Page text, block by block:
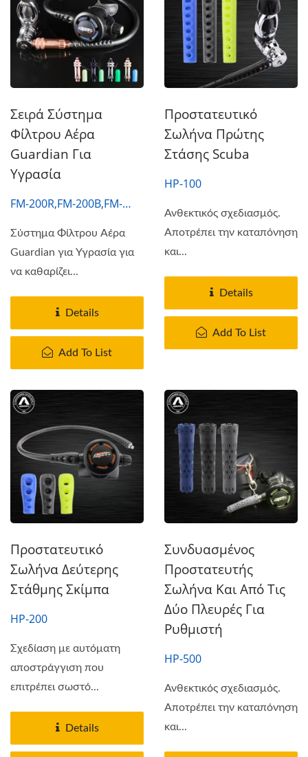
Σειρά Σύστημα
Φίλτρου Αέρα
Guardian Για
Υγρασία
FM-200R,FM-200B,FM-
Σύστημα Φίλτρου Αέρα
Guardian για Υγρασία για
να καθαρίζει...
Details
Add To List
Προστατευτικό
Σωλήνα Πρώτης
Στάσης Scuba
HP-100
Ανθεκτικός σχεδιασμός.
Αποτρέπει την καταπόνηση
και...
Details
Add To List
Προστατευτικό
Σωλήνα Δεύτερης
Στάθμης Σκίμπα
HP-200
Σχεδίαση με αυτόματη
αποστράγγιση που
επιτρέπει σωστό...
Details
Συνδυασμένος
Προστατευτής
Σωλήνα Και Από Τις
Δύο Πλευρές Για
Ρυθμιστή
HP-500
Ανθεκτικός σχεδιασμός.
Αποτρέπει την καταπόνηση
και...